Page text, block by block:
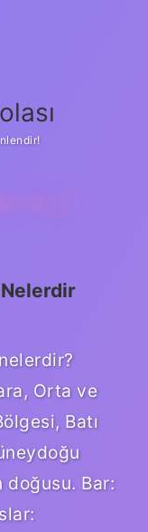
HALK
Nelerdir
Orta ve
Batı
doğusu. Bar: